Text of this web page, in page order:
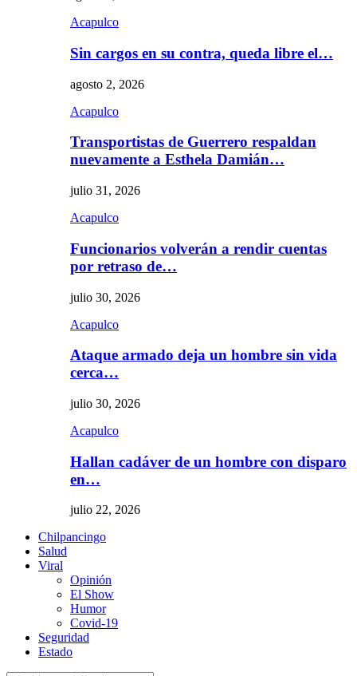
Acapulco
Sin cargos en su contra, queda libre el…
agosto 2, 2026
Acapulco
Transportistas de Guerrero respaldan
nuevamente a Esthela Damián…
julio 31, 2026
Acapulco
Funcionarios volverán a rendir cuentas
por retraso de…
julio 30, 2026
Acapulco
Ataque armado deja un hombre sin vida
cerca…
julio 30, 2026
Acapulco
Hallan cadáver de un hombre con disparo
en…
julio 22, 2026
Chilpancingo
Salud
Viral
Opinión
El Show
Humor
Covid-19
Seguridad
Estado